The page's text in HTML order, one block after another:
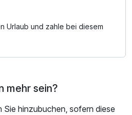
Urlaub und zahle bei diesem
mehr sein?
Sie hinzubuchen, sofern diese